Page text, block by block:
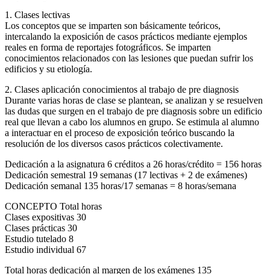
1. Clases lectivas
Los conceptos que se imparten son básicamente teóricos,
intercalando la exposición de casos prácticos mediante ejemplos
reales en forma de reportajes fotográficos. Se imparten
conocimientos relacionados con las lesiones que puedan sufrir los
edificios y su etiología.
2. Clases aplicación conocimientos al trabajo de pre diagnosis
Durante varias horas de clase se plantean, se analizan y se resuelven
las dudas que surgen en el trabajo de pre diagnosis sobre un edificio
real que llevan a cabo los alumnos en grupo. Se estimula al alumno
a interactuar en el proceso de exposición teórico buscando la
resolución de los diversos casos prácticos colectivamente.
Dedicación a la asignatura 6 créditos a 26 horas/crédito = 156 horas
Dedicación semestral 19 semanas (17 lectivas + 2 de exámenes)
Dedicación semanal 135 horas/17 semanas = 8 horas/semana
CONCEPTO Total horas
Clases expositivas 30
Clases prácticas 30
Estudio tutelado 8
Estudio individual 67
Total horas dedicación al margen de los exámenes 135